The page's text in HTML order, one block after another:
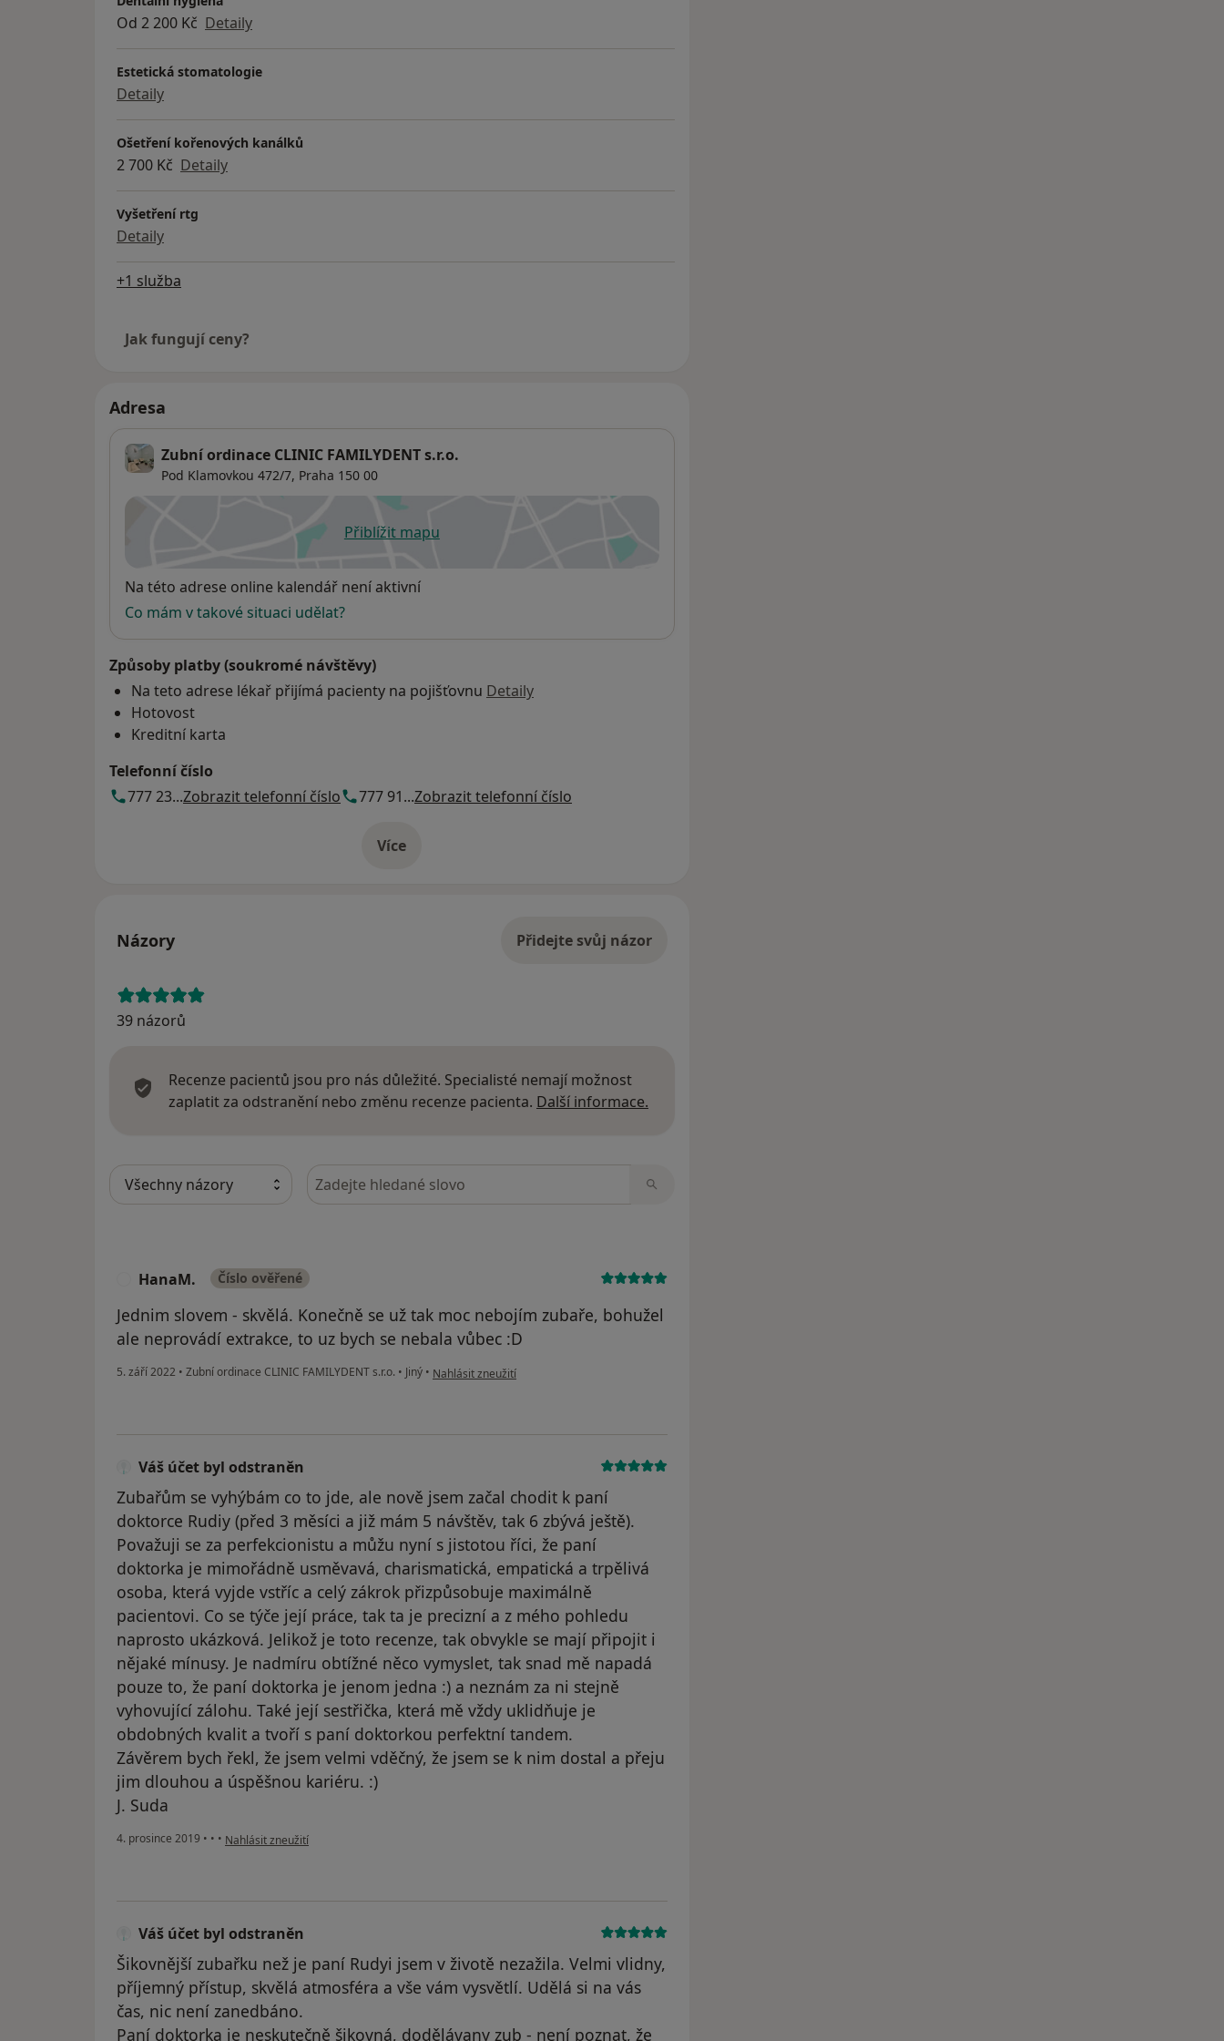
Od 2 200 Kč Detaily
Estetická stomatologie
Detaily
Ošetření kořenových kanálků
2 700 Kč Detaily
Vyšetření rtg
Detaily
+1 služba
Jak fungují ceny?
Adresa
Zubní ordinace CLINIC FAMILYDENT s.r.o.
Pod Klamovkou 472/7, Praha 150 00
Přiblížit mapuse otevře v nové záložce
Dostupnost
Na této adrese online kalendář není aktivní
Co mám v takové situaci udělat?
Způsoby platby (soukromé návštěvy)
Na teto adrese lékař přijímá pacienty na pojišťovnu Detaily
Hotovost
Kreditní karta
Telefonní číslo
777 23...Zobrazit telefonní číslo 777 91...Zobrazit telefonní číslo
Víceo adrese
Názory Přidejte svůj názor
39 názorů
Recenze pacientů jsou pro nás důležité. Specialisté nemají možnost
zaplatit za odstranění nebo změnu recenze pacienta. Další informace.
Hledejte v názorech
HanaM. Číslo ověřené
Jednim slovem - skvělá. Konečně se už tak moc nebojím zubaře, bohužel
ale neprovádí extrakce, to uz bych se nebala vůbec :D
5. září 2022 • Zubní ordinace CLINIC FAMILYDENT s.r.o. • Jiný • podle názoru uživatele HanaM.
Nahlásit zneužití
Váš účet byl odstraněn
Zubařům se vyhýbám co to jde, ale nově jsem začal chodit k paní
doktorce Rudiy (před 3 měsíci a již mám 5 návštěv, tak 6 zbývá ještě).
Považuji se za perfekcionistu a můžu nyní s jistotou říci, že paní
doktorka je mimořádně usměvavá, charismatická, empatická a trpělivá
osoba, která vyjde vstříc a celý zákrok přizpůsobuje maximálně
pacientovi. Co se týče její práce, tak ta je precizní a z mého pohledu
naprosto ukázková. Jelikož je toto recenze, tak obvykle se mají připojit i
nějaké mínusy. Je nadmíru obtížné něco vymyslet, tak snad mě napadá
pouze to, že paní doktorka je jenom jedna :) a neznám za ni stejně
vyhovující zálohu. Také její sestřička, která mě vždy uklidňuje je
obdobných kvalit a tvoří s paní doktorkou perfektní tandem.
Závěrem bych řekl, že jsem velmi vděčný, že jsem se k nim dostal a přeju
jim dlouhou a úspěšnou kariéru. :)
J. Suda
4. prosince 2019 • • • podle názoru uživatele Váš účet byl odstraněn
Nahlásit zneužití
Váš účet byl odstraněn
Šikovnější zubařku než je paní Rudyi jsem v životě nezažila. Velmi vlidny,
příjemný přístup, skvělá atmosféra a vše vám vysvětlí. Udělá si na vás
čas, nic není zanedbáno.
Paní doktorka je neskutečně šikovná, dodělávany zub - není poznat, že